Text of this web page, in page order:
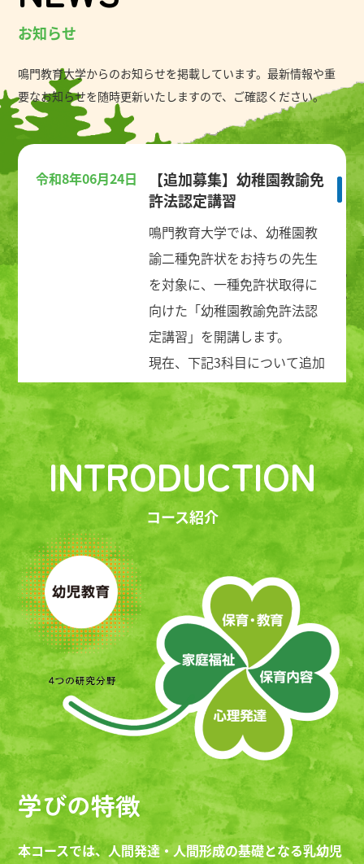
お知らせ
鳴門教育大学からのお知らせを掲載しています。最新情報や重
要なお知らせを随時更新いたしますので、ご確認ください。
令和8年06月24日
【追加募集】幼稚園教諭免
許法認定講習
鳴門教育大学では、幼稚園教
諭二種免許状をお持ちの先生
を対象に、一種免許状取得に
向けた「幼稚園教諭免許法認
定講習」を開講します。
現在、下記3科目について追加
募集中です。
・保育内容（人間関係）
・教職論
・教育相談論
追加募集は各科目10名程度で
す。
定員に達し次第締め切ります
ので、お早めにお申し込みく
ださい。
申込期限：令和8年8月24日
（月）必着
詳しくはこちら
INTRODUCTION
コース紹介
学びの特徴
本コースでは、人間発達・人間形成の基礎となる乳幼児